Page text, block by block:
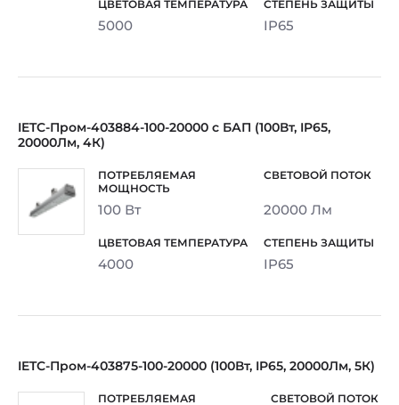
5000 IP65
IETC-Пром-403884-100-20000 с БАП (100Вт, IP65,
20000Лм, 4К)
100 Вт 20000 Лм
4000 IP65
IETC-Пром-403875-100-20000 (100Вт, IP65, 20000Лм, 5К)